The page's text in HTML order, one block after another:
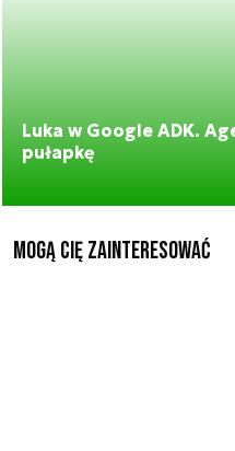
Luka w Google ADK.
pułapkę
Mogą Cię zainteresować